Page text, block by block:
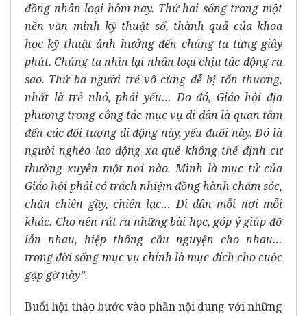
đồng nhân loại hôm nay. Thứ hai sống trong một
nền văn minh kỹ thuật số, thành quả của khoa
học kỹ thuật ảnh hưởng đến chúng ta từng giây
phút. Chúng ta nhìn lại nhân loại chịu tác động ra
sao. Thứ ba người trẻ vô cùng dễ bị tổn thương,
nhất là trẻ nhỏ, phái yếu… Do đó, Giáo hội địa
phương trong công tác mục vụ di dân là quan tâm
đến các đối tượng di động này, yếu đuối này. Đó là
người nghèo lao động xa quê không thể định cư
thường xuyên một nơi nào. Mình là mục tử của
Giáo hội phải có trách nhiệm đồng hành chăm sóc,
chăn chiên gầy, chiên lạc… Di dân mỗi nơi mỗi
khác. Cho nên rút ra những bài học, góp ý giúp đỡ
lẫn nhau, hiệp thông cầu nguyện cho nhau…
trong đời sống mục vụ chính là mục đích cho cuộc
gặp gỡ này”.
Buổi hội thảo bước vào phần nội dung với những